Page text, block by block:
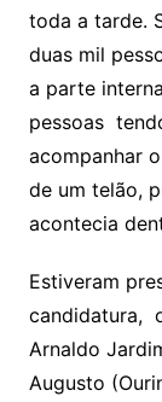
toda a tarde.
duas mil
a parte
pessoas
acompanhar
de um telão,
acontecia
Estiveram
candidatura,
Arnaldo
Augusto